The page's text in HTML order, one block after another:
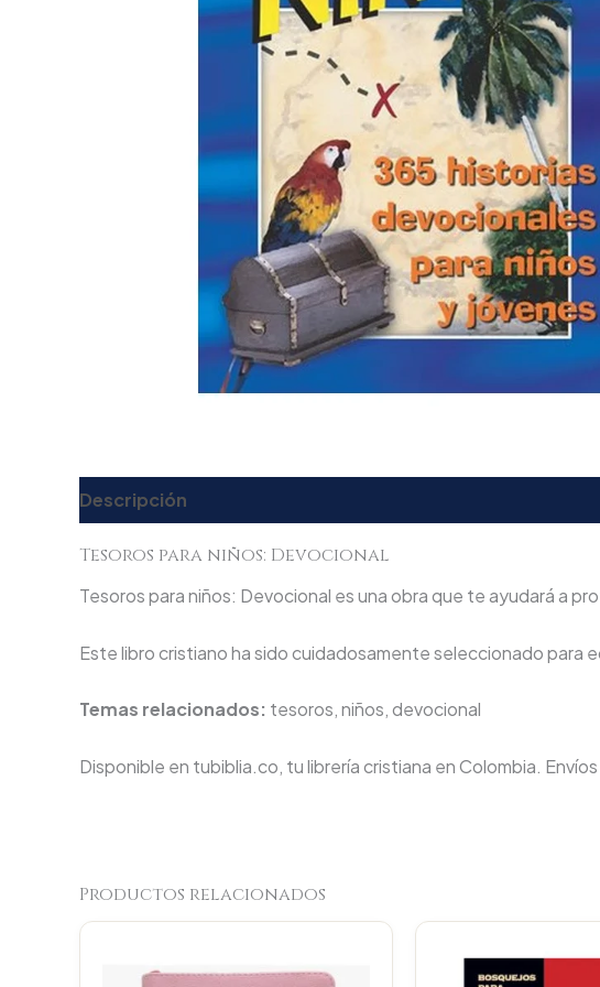
Descripción
Tesoros para niños: Devocional
Tesoros para niños: Devocional es una obra que te ayudará a
Este libro cristiano ha sido cuidadosamente seleccionado para
Temas relacionados: tesoros, niños, devocional
Disponible en tubiblia.co, tu librería cristiana en Colombia.
Productos relacionados
was:
is: